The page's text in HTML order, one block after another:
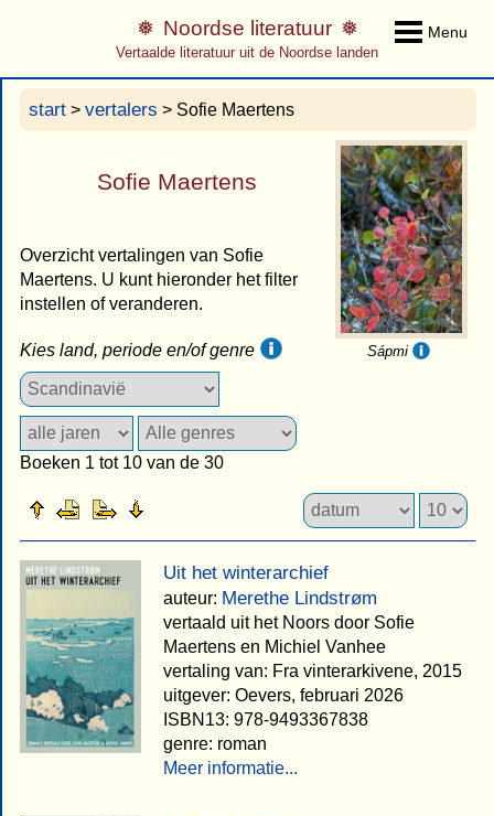
Menu
Noordse literatuur
Vertaalde literatuur uit de Noordse landen
start > vertalers > Sofie Maertens
Sápmi
Sofie Maertens
Overzicht vertalingen van Sofie
Maertens. U kunt hieronder het filter
instellen of veranderen.
Kies land, periode en/of genre
Boeken 1 tot 10 van de 30
Uit het winterarchief
auteur: Merethe Lindstrøm
vertaald uit het Noors door Sofie
Maertens en Michiel Vanhee
vertaling van: Fra vinterarkivene, 2015
uitgever: Oevers, februari 2026
ISBN13: 978-9493367838
genre: roman
Meer informatie...